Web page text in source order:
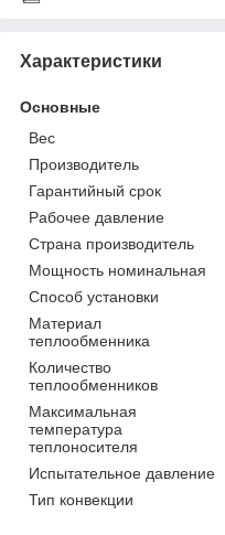
Характеристики
Основные
Вес
Производитель
Гарантийный срок
Рабочее давление
Страна производитель
Мощность номинальная
Способ установки
Материал
теплообменника
Количество
теплообменников
Максимальная
температура
теплоносителя
Испытательное давление
Тип конвекции